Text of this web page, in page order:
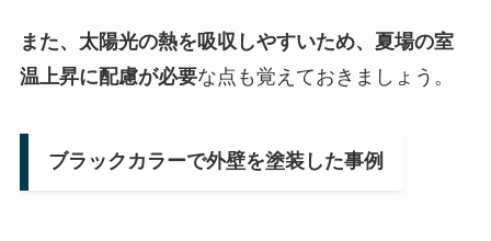
また、太陽光の熱を吸収しやすいため、夏場の室
温上昇に配慮が必要な点も覚えておきましょう。
ブラックカラーで外壁を塗装した事例